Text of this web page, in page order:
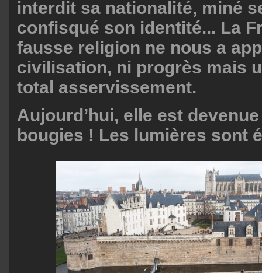
interdit sa nationalité, miné
confisqué son identité... La
fausse religion ne nous a
civilisation, ni progrès mais
total asservissement.
Aujourd’hui, elle est
bougies ! Les lumières sont